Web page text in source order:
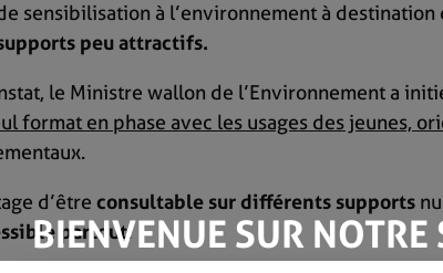
sensibilisation à l’environnement à
peu attractifs.
le Ministre wallon de l’Environnement a
format en phase avec les usages des jeunes,
d’être consultable sur différents supports
partout.
BIENVENUE SUR NOTRE